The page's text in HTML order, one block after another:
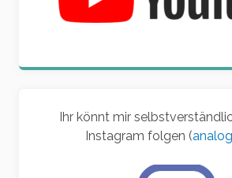
Ihr könnt mir
Instagram folgen (